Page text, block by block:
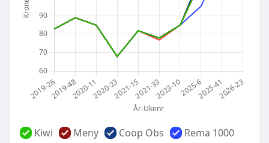
Kiwi Meny Coop Obs
Rema 1000